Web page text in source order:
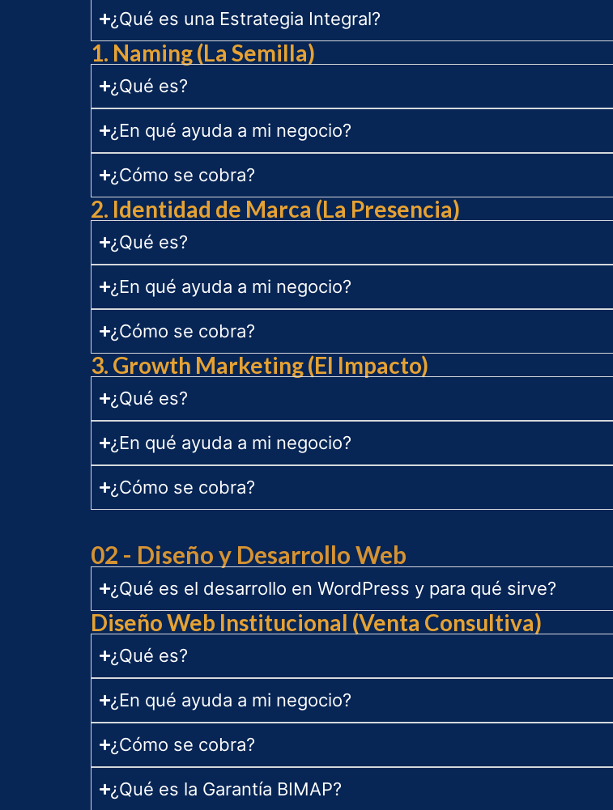
¿Qué es una Estrategia Integral?
1. Naming (La Semilla)
¿Qué es?
¿En qué ayuda a mi negocio?
¿Cómo se cobra?
2. Identidad de Marca (La Presencia)
¿Qué es?
¿En qué ayuda a mi negocio?
¿Cómo se cobra?
3. Growth Marketing (El Impacto)
¿Qué es?
¿En qué ayuda a mi negocio?
¿Cómo se cobra?
02 - Diseño y Desarrollo Web
¿Qué es el desarrollo en WordPress y para qué sirve?
Diseño Web Institucional (Venta Consultiva)
¿Qué es?
¿En qué ayuda a mi negocio?
¿Cómo se cobra?
¿Qué es la Garantía BIMAP?